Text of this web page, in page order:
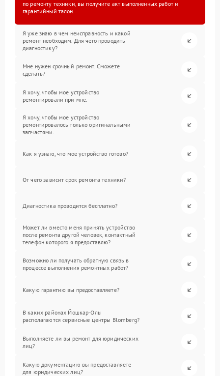
по ремонту техники, вы получите акт выполненных работ и
гарантийный талон.
Я уже знаю в чем неисправность и какой
ремонт необходим. Для чего проводить
диагностику?
Мне нужен срочный ремонт. Сможете
сделать?
Я хочу, чтобы мое устройство
ремонтировали при мне.
Я хочу, чтобы мое устройство
ремонтировалось только оригинальными
запчастями.
Как я узнаю, что мое устройство готово?
От чего зависит срок ремонта техники?
Диагностика проводится бесплатно?
Может ли вместо меня принять устройство
после ремонта другой человек, контактный
телефон которого я предоставлю?
Возможно ли получать обратную связь в
процессе выполнения ремонтных работ?
Какую гарантию вы предоставляете?
В каких районах Йошкар-Олы
располагаются сервисные центры Blomberg?
Выполняете ли вы ремонт для юридических
лиц?
Какую документацию вы предоставляете
для юридических лиц?